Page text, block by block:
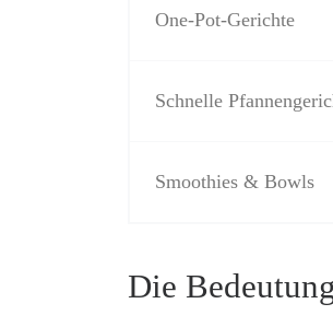
One-Pot-Gerichte
Schnelle
Smoothies & Bowls
Die